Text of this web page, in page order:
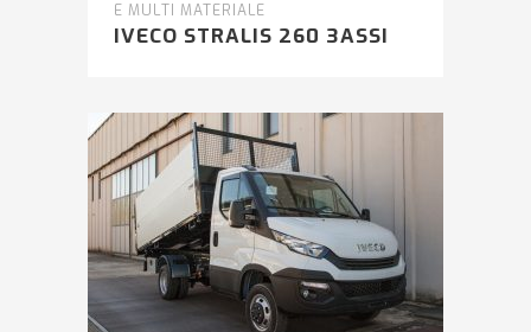
E MULTI MATERIALE
IVECO STRALIS 260 3ASSI